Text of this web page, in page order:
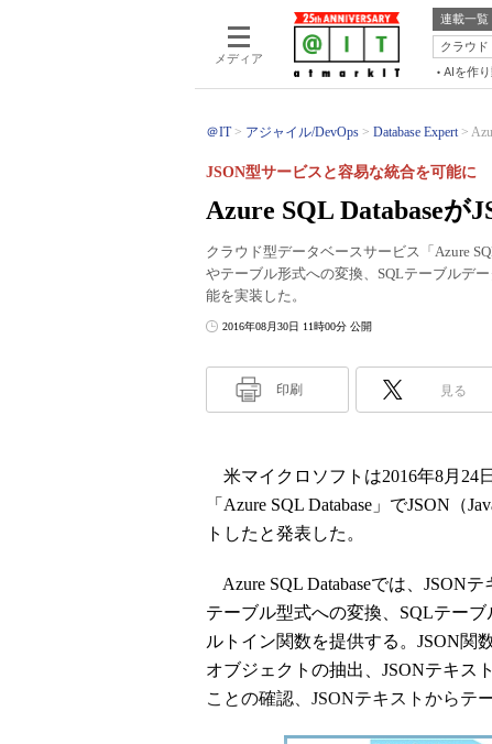
メディア
連載一覧
クラウド
AIを作
＠IT アジャイル/DevOps Database Expert
Azure SQL Databaseが
JSON型サービスと容易な統合を可能に
クラウド型データベースサービス「Azure
やテーブル形式への変換、SQLテーブルデ
能を実装した。
2016年08月30日 11時00分 公開
印刷 見る
米マイクロソフトは2016年8月24
「Azure SQL Database」でJSON（
トしたと発表した。
Azure SQL Databaseでは、JSON
テーブル型式への変換、SQLテー
ルトイン関数を提供する。JSON関
オブジェクトの抽出、JSONテキス
ことの確認、JSONテキストからテ